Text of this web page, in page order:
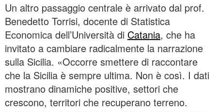
Un altro passaggio centrale è arrivato dal prof.
Benedetto Torrisi, docente di Statistica
Economica dell’Università di Catania, che ha
invitato a cambiare radicalmente la narrazione
sulla Sicilia. «Occorre smettere di raccontare
che la Sicilia è sempre ultima. Non è così. I dati
mostrano dinamiche positive, settori che
crescono, territori che recuperano terreno.